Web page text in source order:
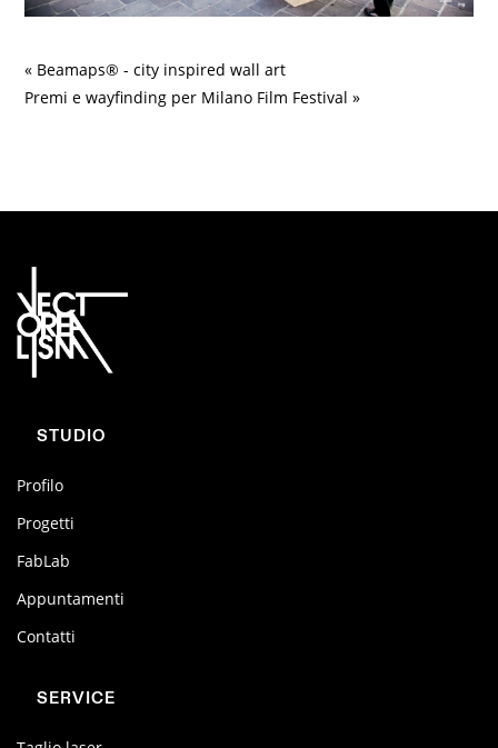
« Beamaps® - city inspired wall art
Premi e wayfinding per Milano Film Festival »
STUDIO
Profilo
Progetti
FabLab
Appuntamenti
Contatti
SERVICE